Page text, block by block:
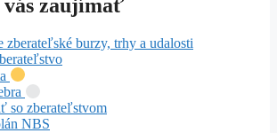
zaujímať
zberateľské burzy, trhy a udalosti
so zberateľstvom
NBS